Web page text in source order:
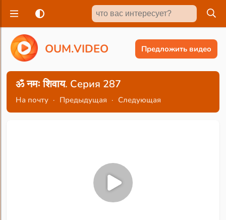
OUM.VIDEO Предложить видео
ॐ नमः शिवाय. Серия 287
На почту · Предыдущая · Следующая